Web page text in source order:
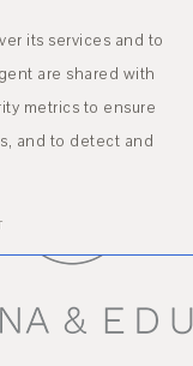
its services and to
are shared with
metrics to ensure
and to detect and